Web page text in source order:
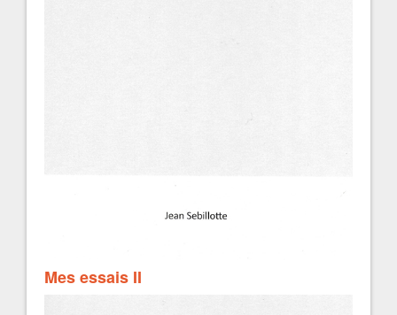
Mes essais II